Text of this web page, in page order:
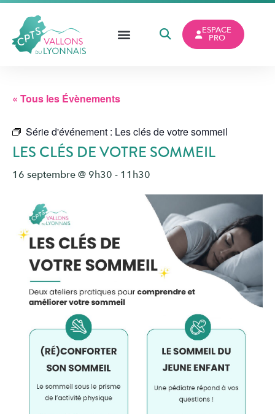
ESPACE
PRO
« Tous les Évènements
Série d'événement : Les clés de votre sommeil
LES CLÉS DE VOTRE SOMMEIL
16 septembre @ 9h30 - 11h30